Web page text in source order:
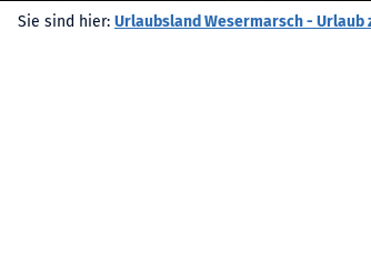
Sie sind hier: Urlaubsland Wesermarsch - Urlaub